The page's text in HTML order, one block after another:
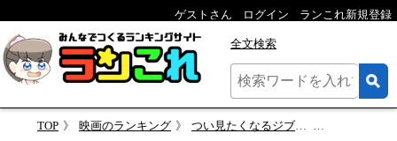
ゲストさん ログイン ランこれ新規登録
全文検索
TOP 映画のランキング つい見たくなるジブリ映画